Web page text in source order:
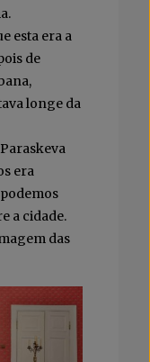
esta era a
de
longe da
era
a cidade.
das